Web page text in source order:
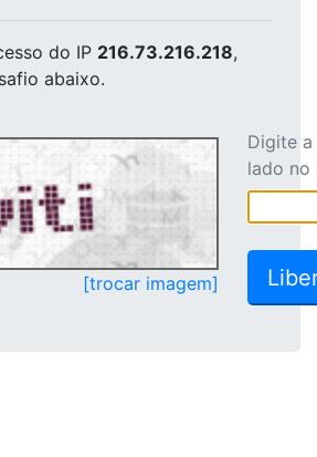
do IP 216.73.216.218,
abaixo.
[trocar imagem]
Digite
lado no